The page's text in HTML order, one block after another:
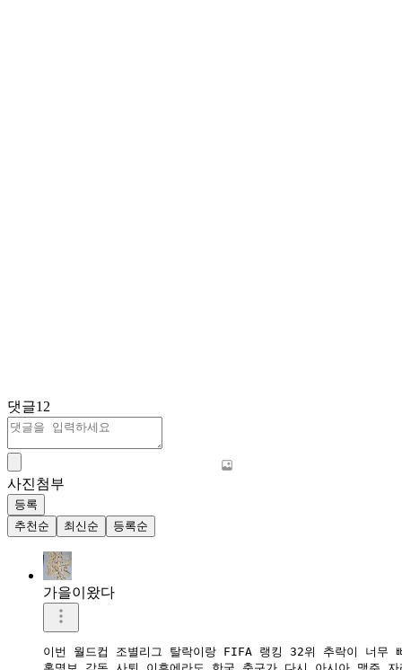
댓글12
사진첨부
등록
추천순
최신순 등록순
가을이왔다
이번 월드컵 조별리그 탈락이랑 FIFA 랭킹 32위 추락이 너